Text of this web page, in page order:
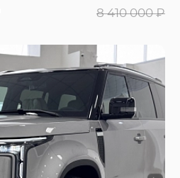
8 410 000 ₽